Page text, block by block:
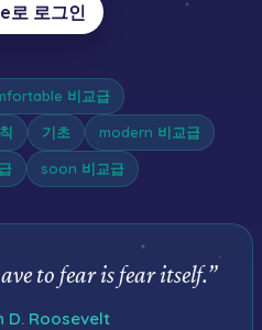
로 로그인
비교급
기초 modern 비교급
soon 비교급
to fear is fear itself.”
D. Roosevelt